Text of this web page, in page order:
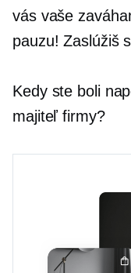
vás vaše
pauzu! Zaslúžiš
Kedy ste boli
majiteľ firmy?